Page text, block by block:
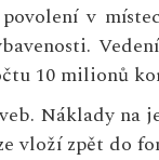
v
10 milionů
Náklady
vloží zpět do